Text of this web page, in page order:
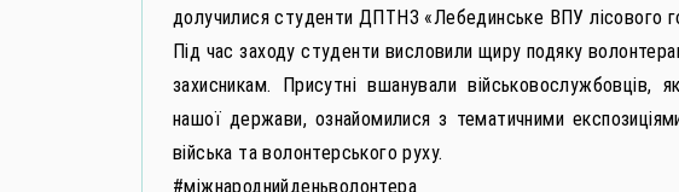
долучилися студенти ДПТНЗ «Лебединське ВПУ лісового
Під час заходу студенти висловили щиру подяку
захисникам. Присутні вшанували військовослужбовців,
нашої держави, ознайомилися з тематичними
війська та волонтерського руху.
#міжнароднийденьволонтера